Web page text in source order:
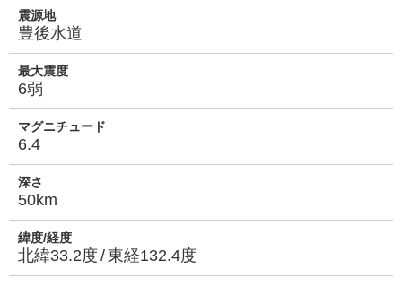
震源地
豊後水道
最大震度
6弱
マグニチュード
6.4
深さ
50km
緯度/経度
北緯33.2度 東経132.4度